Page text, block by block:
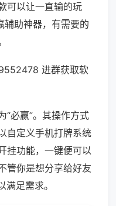
可以让一直输的玩
辅助神器，有需要的
进群获取软
“必赢”。其操作方式
自定义手机打牌系统
挂功能，一键便可以
管你是想分享给好友
足需求。